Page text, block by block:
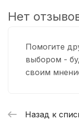
Помогите
выбором -
своим
Нет
Назад к